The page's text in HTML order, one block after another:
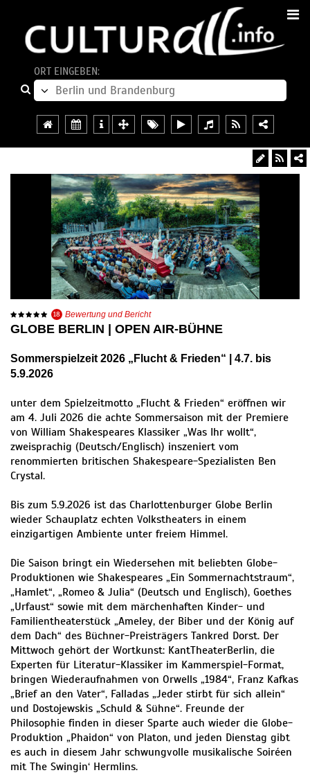
ORT EINGEBEN:
18 Bewertung und Bericht
GLOBE BERLIN | OPEN AIR-BÜHNE
Sommerspielzeit 2026 „Flucht & Frieden“ | 4.7. bis
5.9.2026
unter dem Spielzeitmotto „Flucht & Frieden“ eröffnen wir
am 4. Juli 2026 die achte Sommersaison mit der Premiere
von William Shakespeares Klassiker „Was Ihr wollt“,
zweisprachig (Deutsch/Englisch) inszeniert vom
renommierten britischen Shakespeare-Spezialisten Ben
Crystal.
Bis zum 5.9.2026 ist das Charlottenburger Globe Berlin
wieder Schauplatz echten Volkstheaters in einem
einzigartigen Ambiente unter freiem Himmel.
Die Saison bringt ein Wiedersehen mit beliebten Globe-
Produktionen wie Shakespeares „Ein Sommernachtstraum“,
„Hamlet“, „Romeo & Julia“ (Deutsch und Englisch), Goethes
„Urfaust“ sowie mit dem märchenhaften Kinder- und
Familientheaterstück „Ameley, der Biber und der König auf
dem Dach“ des Büchner-Preisträgers Tankred Dorst. Der
Mittwoch gehört der Wortkunst: KantTheaterBerlin, die
Experten für Literatur-Klassiker im Kammerspiel-Format,
bringen Wiederaufnahmen von Orwells „1984“, Franz Kafkas
„Brief an den Vater“, Falladas „Jeder stirbt für sich allein“
und Dostojewskis „Schuld & Sühne“. Freunde der
Philosophie finden in dieser Sparte auch wieder die Globe-
Produktion „Phaidon“ von Platon, und jeden Dienstag gibt
es auch in diesem Jahr schwungvolle musikalische Soiréen
mit The Swingin‘ Hermlins.